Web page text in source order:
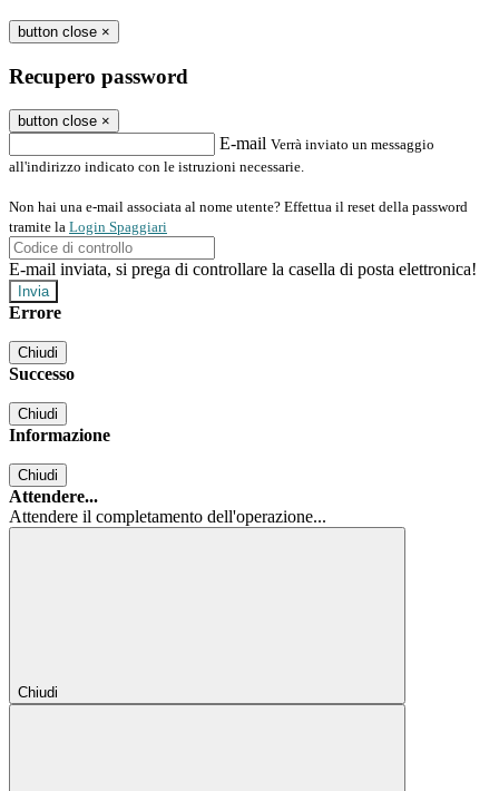
button close ×
Recupero password
button close ×
E-mail Verrà inviato un messaggio
all'indirizzo indicato con le istruzioni necessarie.
Non hai una e-mail associata al nome utente? Effettua il reset della password
tramite la Login Spaggiari
E-mail inviata, si prega di controllare la casella di posta elettronica!
Errore
Chiudi
Successo
Chiudi
Informazione
Chiudi
Attendere...
Attendere il completamento dell'operazione...
Chiudi